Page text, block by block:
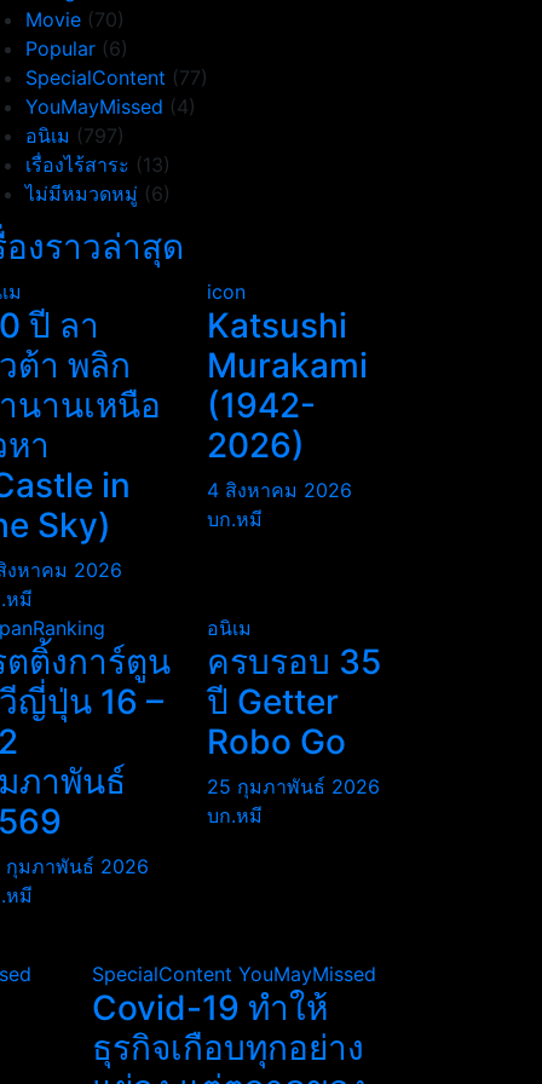
Movie (70)
Popular (6)
SpecialContent (77)
YouMayMissed (4)
อนิเม (797)
เรื่องไร้สาระ (13)
ไม่มีหมวดหมู่ (6)
องราวล่าสุด
ม
ปี ลา
ต้า พลิก
นานเหนือ
หา
in
Sky)
งหาคม 2026
หมี
icon
Katsushi
Murakami
(1942-
2026)
4 สิงหาคม 2026
บก.หมี
ตติ้งการ์ตูน
ญี่ปุ่น 16 –
ภาพันธ์
กุมภาพันธ์ 2026
หมี
อนิเม
ครบรอบ 35
ปี Getter
Robo Go
25 กุมภาพันธ์ 2026
บก.หมี
SpecialContent YouMayMissed
Covid-19 ทำให้
ธุรกิจเกือบทุกอย่าง